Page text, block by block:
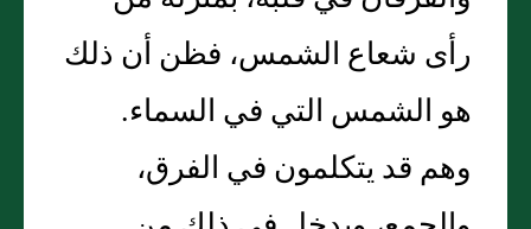
رأى شعاع الشمس، فظن أن ذلك
هو الشمس التي في السماء‏.‏
وهم قد يتكلمون في الفرق،